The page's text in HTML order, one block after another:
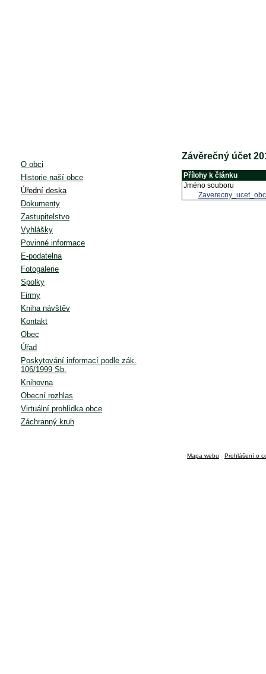
O obci
Historie naší obce
Úřední deska
Dokumenty
Zastupitelstvo
Vyhlášky
Povinné informace
E-podatelna
Fotogalerie
Spolky
Firmy
Kniha návštěv
Kontakt
Obec
Úřad
Poskytování informací podle zák.
106/1999 Sb.
Knihovna
Obecní rozhlas
Virtuální prohlídka obce
Záchranný kruh
Závěrečný účet
Přílohy k článku
Jméno souboru
Mapa webu Prohlášení o